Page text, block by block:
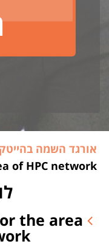
אורגד השמה בהייטק
of HPC network
the area